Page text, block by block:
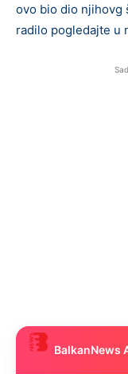
ovo bio dio njihovg
radilo pogledajte u
BalkanNews